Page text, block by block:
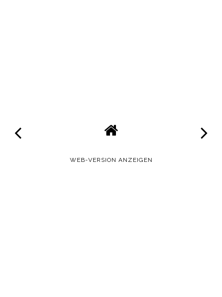
WEB-VERSION ANZEIGEN